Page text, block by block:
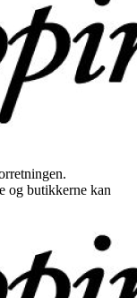
og butikkerne kan